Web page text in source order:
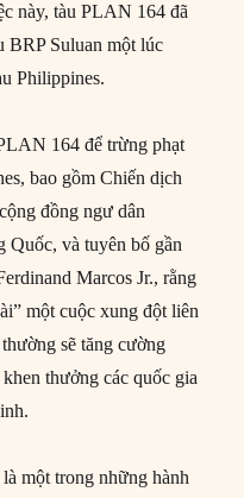
này, tàu PLAN 164 đã
BRP Suluan một lúc
Philippines.
164 để trừng phạt
bao gồm Chiến dịch
đồng ngư dân
Quốc, và tuyên bố gần
Marcos Jr., rằng
một cuộc xung đột liên
sẽ tăng cường
thưởng các quốc gia
một trong những hành